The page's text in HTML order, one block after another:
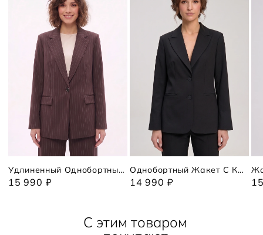
Удлиненный Однобортный Жакет В Полоску
15 990 ₽
Однобортный Жакет С Кружевом
14 990 ₽
С этим товаром